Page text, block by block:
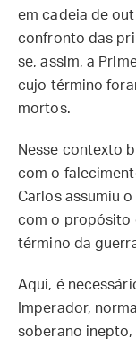
em cadeia de
confronto das
se, assim, a
cujo término
mortos.
Nesse contexto
com o
Carlos assumiu
com o propósito
término da
Aqui, é
Imperador,
soberano inepto,